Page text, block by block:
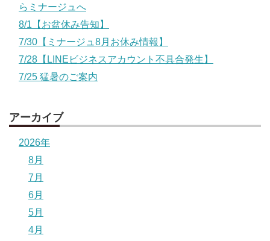
らミナージュへ
8/1【お盆休み告知】
7/30【ミナージュ8月お休み情報】
7/28【LINEビジネスアカウント不具合発生】
7/25 猛暑のご案内
アーカイブ
2026年
8月
7月
6月
5月
4月